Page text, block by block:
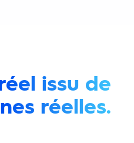
issu de
réelles.
elle a amélioré l’apparence de ses dents